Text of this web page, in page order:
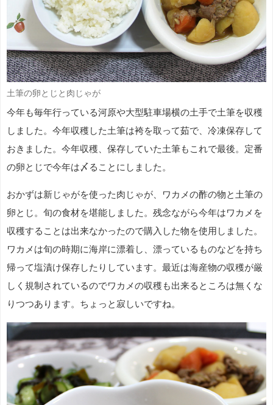
土筆の卵とじと肉じゃが
今年も毎年行っている河原や大型駐車場横の土手で土筆を収穫
しました。今年収穫した土筆は袴を取って茹で、冷凍保存して
おきました。今年収穫、保存していた土筆もこれで最後。定番
の卵とじで今年は〆ることにしました。
おかずは新じゃがを使った肉じゃが、ワカメの酢の物と土筆の
卵とじ。旬の食材を堪能しました。残念ながら今年はワカメを
収穫することは出来なかったので購入した物を使用しました。
ワカメは旬の時期に海岸に漂着し、漂っているものなどを持ち
帰って塩漬け保存したりしています。最近は海産物の収穫が厳
しく規制されているのでワカメの収穫も出来るところは無くな
りつつあります。ちょっと寂しいですね。